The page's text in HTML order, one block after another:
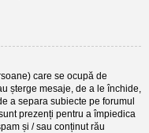
care se ocupă de
șterge mesaje, de a le închide,
a separa subiecte pe forumul
prezenți pentru a împiedica
și / sau conținut rău